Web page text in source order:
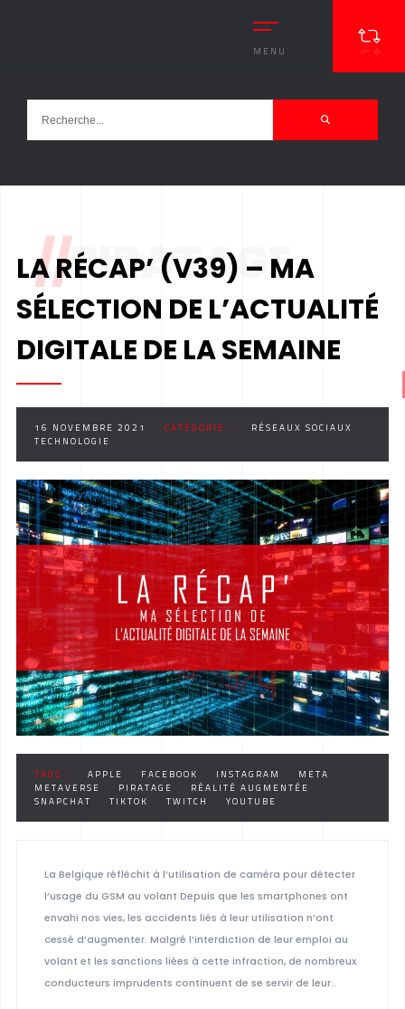
MENU
//PIRATAGE
LA RÉCAP’ (V39) – MA
SÉLECTION DE L’ACTUALITÉ
DIGITALE DE LA SEMAINE
16 NOVEMBRE 2021 CATÉGORIE :
RÉSEAUX SOCIAUX
TECHNOLOGIE
TAGS : APPLE FACEBOOK INSTAGRAM
META
METAVERSE
PIRATAGE
RÉALITÉ AUGMENTÉE
SNAPCHAT
TIKTOK TWITCH YOUTUBE
La Belgique réfléchit à l’utilisation de caméra pour détecter
l’usage du GSM au volant Depuis que les smartphones ont
envahi nos vies, les accidents liés à leur utilisation n’ont
cessé d’augmenter. Malgré l’interdiction de leur emploi au
volant et les sanctions liées à cette infraction, de nombreux
conducteurs imprudents continuent de se servir de leur..